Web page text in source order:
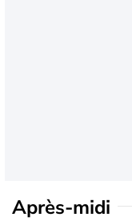
Après-midi